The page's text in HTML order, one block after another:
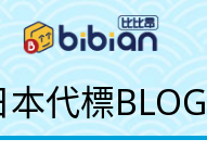
本代標BLOG